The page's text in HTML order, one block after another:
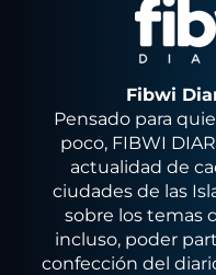
Fibwi
Pensado para
poco, FIBWI
actualidad de
ciudades de las
sobre los temas
incluso, poder
confección del